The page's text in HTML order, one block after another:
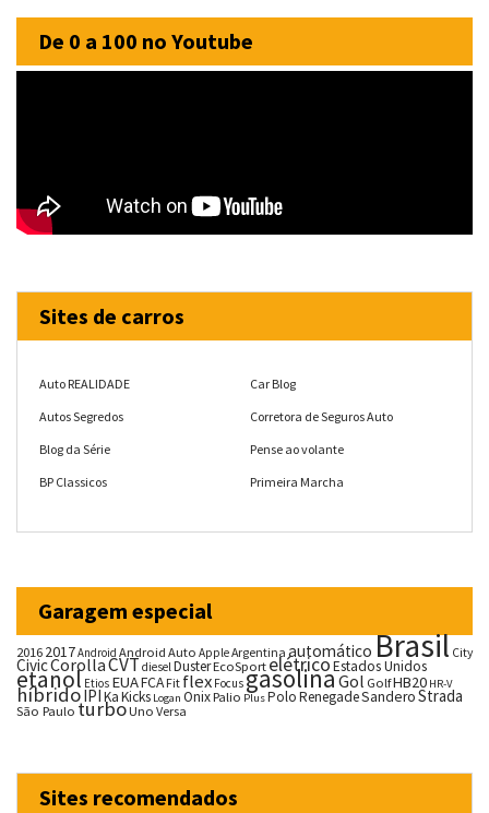
De 0 a 100 no Youtube
Sites de carros
Auto REALIDADE
Autos Segredos
Blog da Série
BP Classicos
Car Blog
Corretora de Seguros Auto
Pense ao volante
Primeira Marcha
Garagem especial
20162017Android Android Auto AppleArgentina automáticoBrasil City
CivicCorollaCVTdieselDusterEcoSportelétricoEstados Unidos
etanol Etios EUAFCA Fit flex FocusgasolinaGol GolfHB20 HR-V
híbridoIPIKaKicks Logan OnixPalio PlusPoloRenegadeSanderoStrada
São Paulo turboUno Versa
Sites recomendados